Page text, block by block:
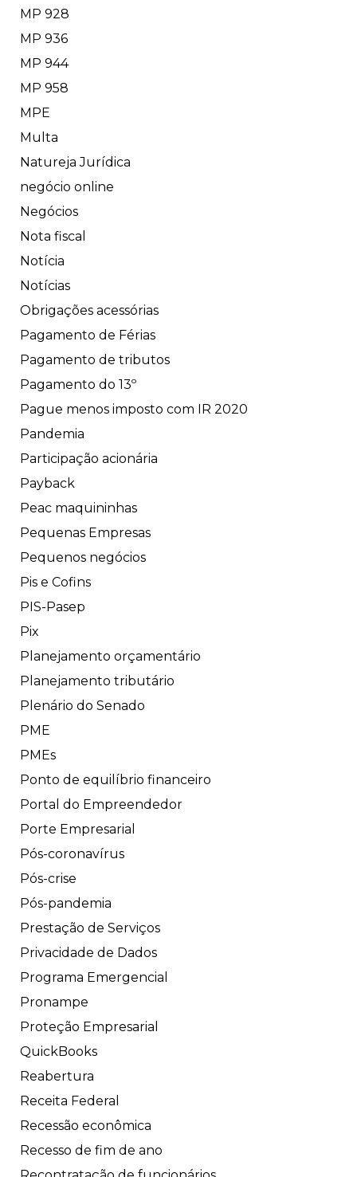
MP 928
MP 936
MP 944
MP 958
MPE
Multa
Natureja Jurídica
negócio online
Negócios
Nota fiscal
Notícia
Notícias
Obrigações acessórias
Pagamento de Férias
Pagamento de tributos
Pagamento do 13º
Pague menos imposto com IR 2020
Pandemia
Participação acionária
Payback
Peac maquininhas
Pequenas Empresas
Pequenos negócios
Pis e Cofins
PIS-Pasep
Pix
Planejamento orçamentário
Planejamento tributário
Plenário do Senado
PME
PMEs
Ponto de equilíbrio financeiro
Portal do Empreendedor
Porte Empresarial
Pós-coronavírus
Pós-crise
Pós-pandemia
Prestação de Serviços
Privacidade de Dados
Programa Emergencial
Pronampe
Proteção Empresarial
QuickBooks
Reabertura
Receita Federal
Recessão econômica
Recesso de fim de ano